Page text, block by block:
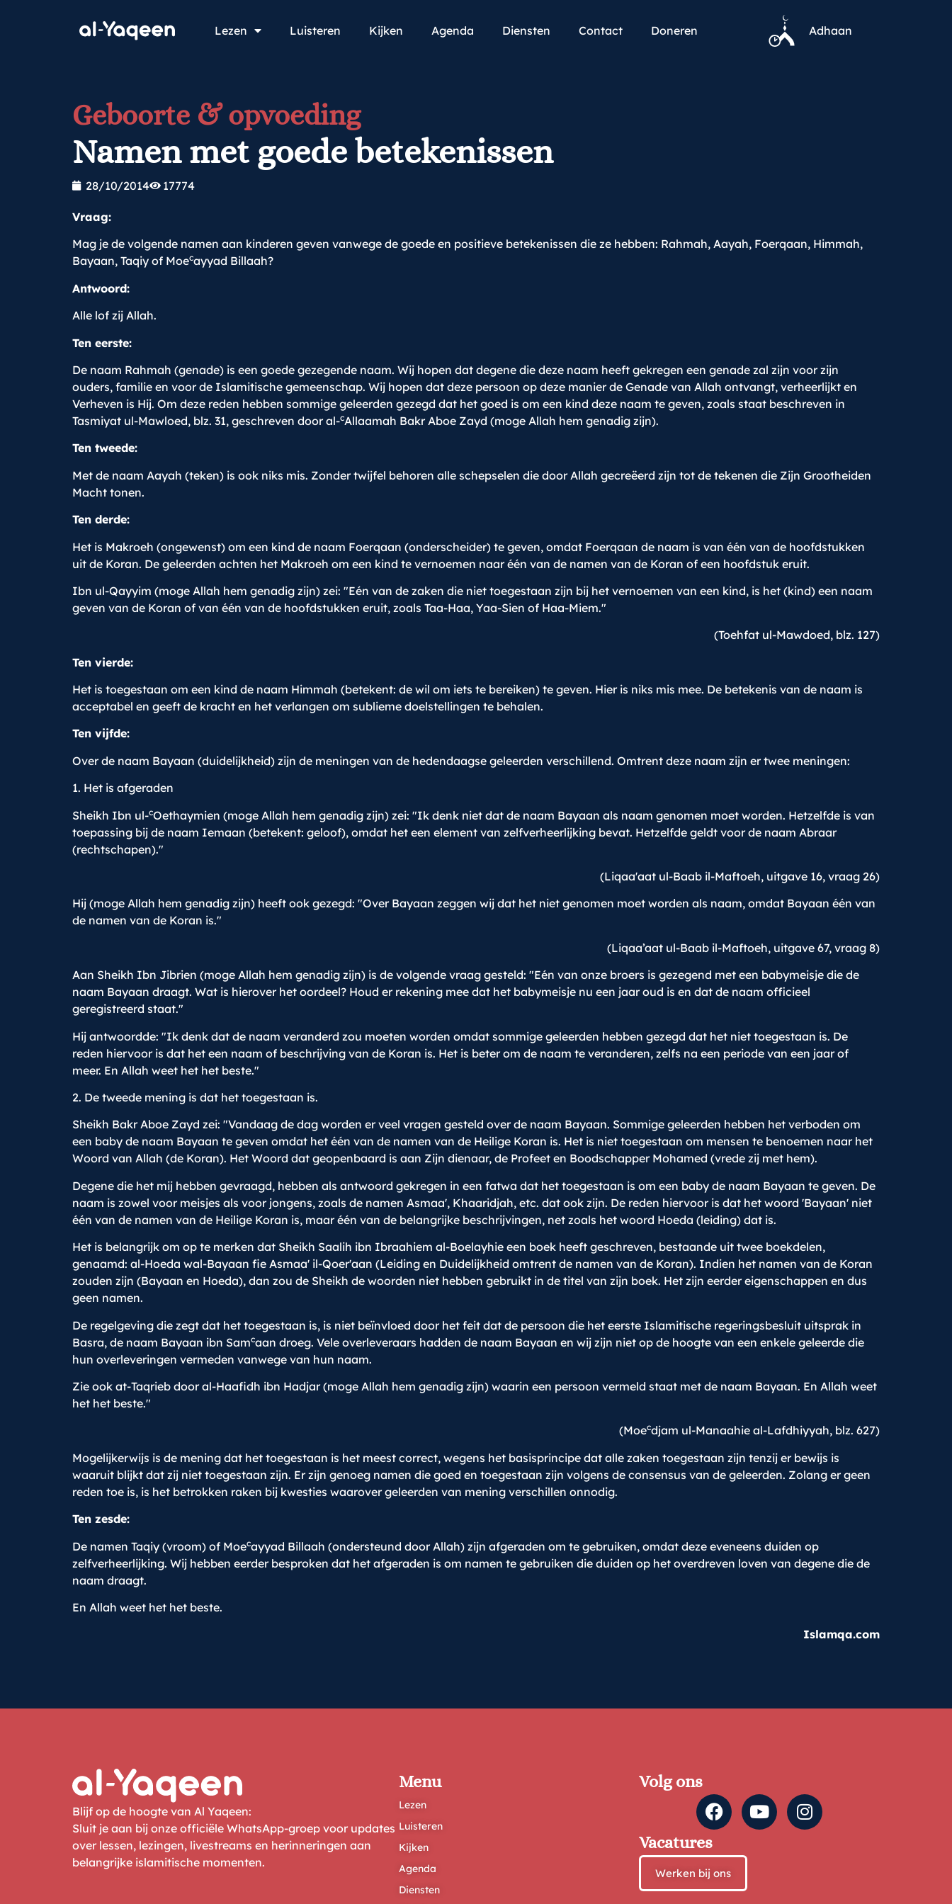
Lezen Luisteren Kijken Agenda Diensten Contact Doneren Adhaan
Geboorte & opvoeding
Namen met goede betekenissen
28/10/2014 17774
Vraag:
Mag je de volgende namen aan kinderen geven vanwege de goede en positieve betekenissen die ze hebben: Rahmah, Aayah, Foerqaan, Himmah,
Bayaan, Taqiy of Moecayyad Billaah?
Antwoord:
Alle lof zij Allah.
Ten eerste:
De naam Rahmah (genade) is een goede gezegende naam. Wij hopen dat degene die deze naam heeft gekregen een genade zal zijn voor zijn
ouders, familie en voor de Islamitische gemeenschap. Wij hopen dat deze persoon op deze manier de Genade van Allah ontvangt, verheerlijkt en
Verheven is Hij. Om deze reden hebben sommige geleerden gezegd dat het goed is om een kind deze naam te geven, zoals staat beschreven in
Tasmiyat ul-Mawloed, blz. 31, geschreven door al-cAllaamah Bakr Aboe Zayd (moge Allah hem genadig zijn).
Ten tweede:
Met de naam Aayah (teken) is ook niks mis. Zonder twijfel behoren alle schepselen die door Allah gecreëerd zijn tot de tekenen die Zijn Grootheiden
Macht tonen.
Ten derde:
Het is Makroeh (ongewenst) om een kind de naam Foerqaan (onderscheider) te geven, omdat Foerqaan de naam is van één van de hoofdstukken
uit de Koran. De geleerden achten het Makroeh om een kind te vernoemen naar één van de namen van de Koran of een hoofdstuk eruit.
Ibn ul-Qayyim (moge Allah hem genadig zijn) zei: "Eén van de zaken die niet toegestaan zijn bij het vernoemen van een kind, is het (kind) een naam
geven van de Koran of van één van de hoofdstukken eruit, zoals Taa-Haa, Yaa-Sien of Haa-Miem."
(Toehfat ul-Mawdoed, blz. 127)
Ten vierde:
Het is toegestaan om een kind de naam Himmah (betekent: de wil om iets te bereiken) te geven. Hier is niks mis mee. De betekenis van de naam is
acceptabel en geeft de kracht en het verlangen om sublieme doelstellingen te behalen.
Ten vijfde:
Over de naam Bayaan (duidelijkheid) zijn de meningen van de hedendaagse geleerden verschillend. Omtrent deze naam zijn er twee meningen:
1. Het is afgeraden
Sheikh Ibn ul-cOethaymien (moge Allah hem genadig zijn) zei: "Ik denk niet dat de naam Bayaan als naam genomen moet worden. Hetzelfde is van
toepassing bij de naam Iemaan (betekent: geloof), omdat het een element van zelfverheerlijking bevat. Hetzelfde geldt voor de naam Abraar
(rechtschapen)."
(Liqaa'aat ul-Baab il-Maftoeh, uitgave 16, vraag 26)
Hij (moge Allah hem genadig zijn) heeft ook gezegd: "Over Bayaan zeggen wij dat het niet genomen moet worden als naam, omdat Bayaan één van
de namen van de Koran is."
(Liqaa’aat ul-Baab il-Maftoeh, uitgave 67, vraag 8)
Aan Sheikh Ibn Jibrien (moge Allah hem genadig zijn) is de volgende vraag gesteld: "Eén van onze broers is gezegend met een babymeisje die de
naam Bayaan draagt. Wat is hierover het oordeel? Houd er rekening mee dat het babymeisje nu een jaar oud is en dat de naam officieel
geregistreerd staat."
Hij antwoordde: "Ik denk dat de naam veranderd zou moeten worden omdat sommige geleerden hebben gezegd dat het niet toegestaan is. De
reden hiervoor is dat het een naam of beschrijving van de Koran is. Het is beter om de naam te veranderen, zelfs na een periode van een jaar of
meer. En Allah weet het het beste."
2. De tweede mening is dat het toegestaan is.
Sheikh Bakr Aboe Zayd zei: "Vandaag de dag worden er veel vragen gesteld over de naam Bayaan. Sommige geleerden hebben het verboden om
een baby de naam Bayaan te geven omdat het één van de namen van de Heilige Koran is. Het is niet toegestaan om mensen te benoemen naar het
Woord van Allah (de Koran). Het Woord dat geopenbaard is aan Zijn dienaar, de Profeet en Boodschapper Mohamed (vrede zij met hem).
Degene die het mij hebben gevraagd, hebben als antwoord gekregen in een fatwa dat het toegestaan is om een baby de naam Bayaan te geven. De
naam is zowel voor meisjes als voor jongens, zoals de namen Asmaa', Khaaridjah, etc. dat ook zijn. De reden hiervoor is dat het woord 'Bayaan' niet
één van de namen van de Heilige Koran is, maar één van de belangrijke beschrijvingen, net zoals het woord Hoeda (leiding) dat is.
Het is belangrijk om op te merken dat Sheikh Saalih ibn Ibraahiem al-Boelayhie een boek heeft geschreven, bestaande uit twee boekdelen,
genaamd: al-Hoeda wal-Bayaan fie Asmaa' il-Qoer'aan (Leiding en Duidelijkheid omtrent de namen van de Koran). Indien het namen van de Koran
zouden zijn (Bayaan en Hoeda), dan zou de Sheikh de woorden niet hebben gebruikt in de titel van zijn boek. Het zijn eerder eigenschappen en dus
geen namen.
De regelgeving die zegt dat het toegestaan is, is niet beïnvloed door het feit dat de persoon die het eerste Islamitische regeringsbesluit uitsprak in
Basra, de naam Bayaan ibn Samcaan droeg. Vele overleveraars hadden de naam Bayaan en wij zijn niet op de hoogte van een enkele geleerde die
hun overleveringen vermeden vanwege van hun naam.
Zie ook at-Taqrieb door al-Haafidh ibn Hadjar (moge Allah hem genadig zijn) waarin een persoon vermeld staat met de naam Bayaan. En Allah weet
het het beste."
(Moecdjam ul-Manaahie al-Lafdhiyyah, blz. 627)
Mogelijkerwijs is de mening dat het toegestaan is het meest correct, wegens het basisprincipe dat alle zaken toegestaan zijn tenzij er bewijs is
waaruit blijkt dat zij niet toegestaan zijn. Er zijn genoeg namen die goed en toegestaan zijn volgens de consensus van de geleerden. Zolang er geen
reden toe is, is het betrokken raken bij kwesties waarover geleerden van mening verschillen onnodig.
Ten zesde:
De namen Taqiy (vroom) of Moecayyad Billaah (ondersteund door Allah) zijn afgeraden om te gebruiken, omdat deze eveneens duiden op
zelfverheerlijking. Wij hebben eerder besproken dat het afgeraden is om namen te gebruiken die duiden op het overdreven loven van degene die de
naam draagt.
En Allah weet het het beste.
Islamqa.com
Blijf op de hoogte van Al Yaqeen:
Sluit je aan bij onze officiële WhatsApp-groep voor updates
over lessen, lezingen, livestreams en herinneringen aan
belangrijke islamitische momenten.
Menu
Lezen
Luisteren
Kijken
Agenda
Diensten
Volg ons
Vacatures
Werken bij ons